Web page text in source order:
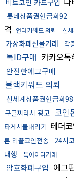
비트코인 카드구입
롯데상품권현금화92
격
언더키워드 의뢰 신
가상화폐선물거래 각
톡ID구매 카카오톡
안전한에그구매
블랙키워드 의뢰
신세계상품권현금화98
구글찌라시 광고 코인
타게시물내리기 테더
론 리플코인전송
24시
대행
톡아이디거래
암호화폐구입 에그